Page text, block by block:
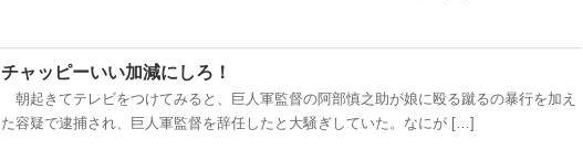
チャッピーいい加減にしろ！
朝起きてテレビをつけてみると、巨人軍監督の阿部慎之助が娘に殴る蹴るの暴行を加え
た容疑で逮捕され、巨人軍監督を辞任したと大騒ぎしていた。なにが […]